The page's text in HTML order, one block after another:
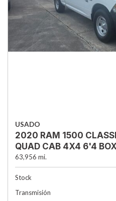
USADO
2020 RAM 1500
QUAD CAB 4X4 6'4
63,956 mi.
Stock
Transmisión